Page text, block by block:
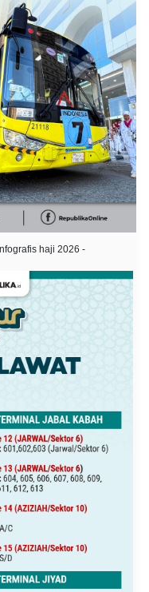
haji 2026 -